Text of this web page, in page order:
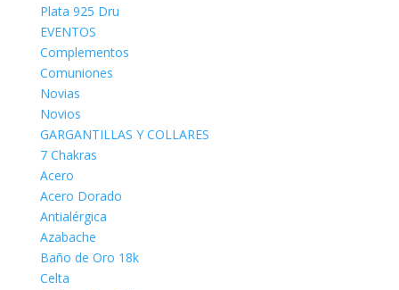
Plata 925 Dru
EVENTOS
Complementos
Comuniones
Novias
Novios
GARGANTILLAS Y COLLARES
7 Chakras
Acero
Acero Dorado
Antialérgica
Azabache
Baño de Oro 18k
Celta